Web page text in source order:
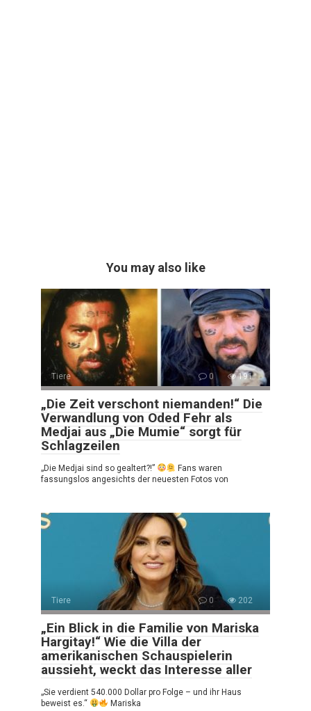
You may also like
Tiere 0 191
„Die Zeit verschont niemanden!“ Die
Verwandlung von Oded Fehr als
Medjai aus „Die Mumie“ sorgt für
Schlagzeilen
„Die Medjai sind so gealtert?!”
Fans waren
fassungslos angesichts der neuesten Fotos von
Tiere 0 202
„Ein Blick in die Familie von Mariska
Hargitay!“ Wie die Villa der
amerikanischen Schauspielerin
aussieht, weckt das Interesse aller
„Sie verdient 540.000 Dollar pro Folge – und ihr Haus
beweist es.“
Mariska